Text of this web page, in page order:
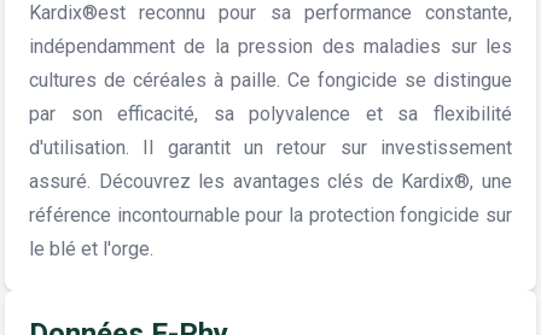
Kardix®est reconnu pour sa performance constante,
indépendamment de la pression des maladies sur les
cultures de céréales à paille. Ce fongicide se distingue
par son efficacité, sa polyvalence et sa flexibilité
d'utilisation. Il garantit un retour sur investissement
assuré. Découvrez les avantages clés de Kardix®, une
référence incontournable pour la protection fongicide sur
le blé et l'orge.